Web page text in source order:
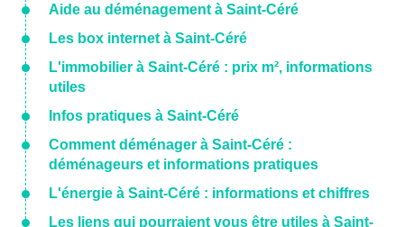
Aide au déménagement à Saint-Céré
Les box internet à Saint-Céré
L'immobilier à Saint-Céré : prix m², informations
utiles
Infos pratiques à Saint-Céré
Comment déménager à Saint-Céré :
déménageurs et informations pratiques
L'énergie à Saint-Céré : informations et chiffres
Les liens qui pourraient vous être utiles à Saint-